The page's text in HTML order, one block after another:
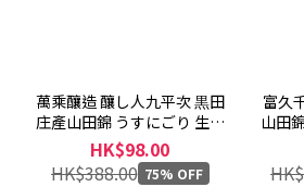
萬乘釀造 釀し人九平次 黒田
庄產山田錦 うすにごり 生酒
720mL (特價貨品,出貨後恕
不退換)
HK$98.00
HK$388.00 75% OFF
富久
山田